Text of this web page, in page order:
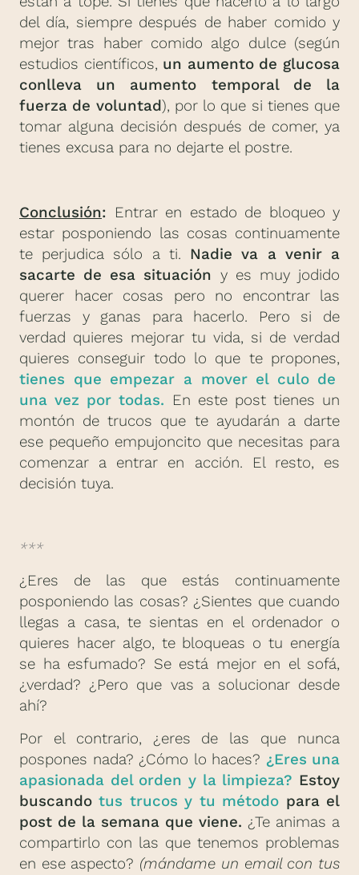
del día, siempre después de haber comido y
mejor tras haber comido algo dulce (según
estudios científicos, un aumento de glucosa
conlleva un aumento temporal de la
fuerza de voluntad), por lo que si tienes que
tomar alguna decisión después de comer, ya
tienes excusa para no dejarte el postre.
Conclusión: Entrar en estado de bloqueo y
estar posponiendo las cosas continuamente
te perjudica sólo a ti. Nadie va a venir a
sacarte de esa situación y es muy jodido
querer hacer cosas pero no encontrar las
fuerzas y ganas para hacerlo. Pero si de
verdad quieres mejorar tu vida, si de verdad
quieres conseguir todo lo que te propones,
tienes que empezar a mover el culo de
una vez por todas. En este post tienes un
montón de trucos que te ayudarán a darte
ese pequeño empujoncito que necesitas para
comenzar a entrar en acción. El resto, es
decisión tuya.
***
¿Eres de las que estás continuamente
posponiendo las cosas? ¿Sientes que cuando
llegas a casa, te sientas en el ordenador o
quieres hacer algo, te bloqueas o tu energía
se ha esfumado? Se está mejor en el sofá,
¿verdad? ¿Pero que vas a solucionar desde
ahí?
Por el contrario, ¿eres de las que nunca
pospones nada? ¿Cómo lo haces? ¿Eres una
apasionada del orden y la limpieza? Estoy
buscandotus trucos y tu método para el
post de la semana que viene. ¿Te animas a
compartirlo con las que tenemos problemas
en ese aspecto? (mándame un email con tus